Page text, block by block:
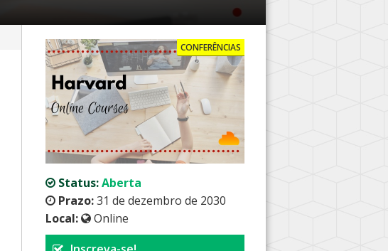
CONFERÊNCIAS
Status:Aberta
Prazo:31 de dezembro de 2030
Local:
Online